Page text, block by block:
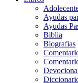
Ayudas
Ayudas
Biblia
Biografias